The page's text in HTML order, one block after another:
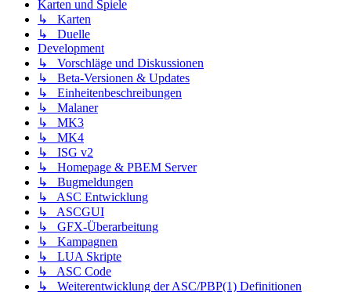
Karten und Spiele
↳ Karten
↳ Duelle
Development
↳ Vorschläge und Diskussionen
↳ Beta-Versionen & Updates
↳ Einheitenbeschreibungen
↳ Malaner
↳ MK3
↳ MK4
↳ ISG v2
↳ Homepage & PBEM Server
↳ Bugmeldungen
↳ ASC Entwicklung
↳ ASCGUI
↳ GFX-Überarbeitung
↳ Kampagnen
↳ LUA Skripte
↳ ASC Code
↳ Weiterentwicklung der ASC/PBP(1) Definitionen